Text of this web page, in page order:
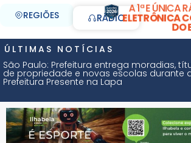
REGIÕES RÁDIO
A 1ª E ÚNICA
ELETRÔNICA
DO
ÚLTIMAS NOTÍCIAS
São Paulo: Prefeitura entrega moradias,
de propriedade e novas escolas durante
Prefeitura Presente na Lapa